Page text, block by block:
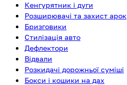
Кенгурятник і дуги
Розширювачі та захист арок
Бризговики
Стилізація авто
Дефлектори
Відвали
Розкидачі дорожньої суміші
Бокси і кошики на дах